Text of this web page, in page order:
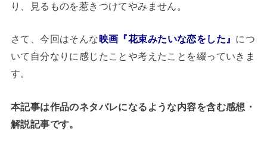
り、見るものを惹きつけてやみません。
さて、今回はそんな 映画『花束みたいな恋をした』 につ
いて自分なりに感じたことや考えたことを綴っていきま
す。
本記事は作品のネタバレになるような内容を含む感想・
解説記事です。